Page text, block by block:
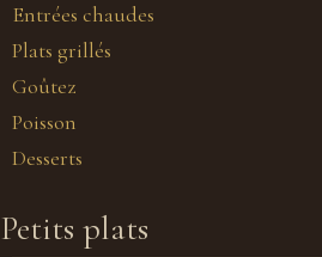
Entrées chaudes
Plats grillés
Goûtez
Poisson
Desserts
Petits plats